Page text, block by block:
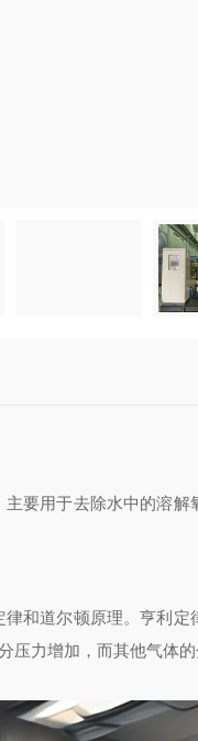
要用于去除水中的溶
和道尔顿原理。亨利
压力增加，而其他气体